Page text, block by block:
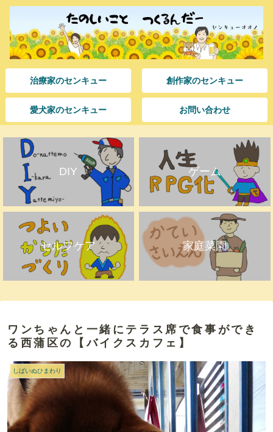
治療家のセンキュー 創作家のセンキュー
愛犬家のセンキュー お問い合わせ
DIY ゲーム
セルフケア 家庭菜園
ワンちゃんと一緒にテラス席で食事ができ
る西蒲区の【バイクスカフェ】
しばいぬひまわり